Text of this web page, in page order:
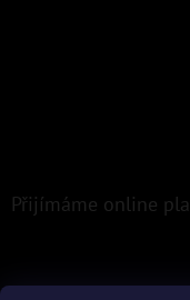
Přijímáme online